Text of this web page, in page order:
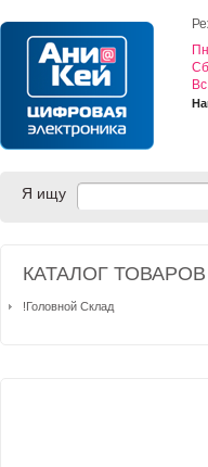
Я ищу
КАТАЛОГ ТОВАРОВ
!Головной Склад